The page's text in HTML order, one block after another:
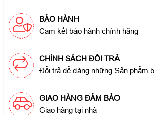
BẢO HÀNH
Cam kết bảo hành chính hãng
CHÍNH SÁCH ĐỔI TRẢ
Đổi trả dễ dàng những Sản phẩm
GIAO HÀNG ĐẢM BẢO
Giao hàng tại nhà